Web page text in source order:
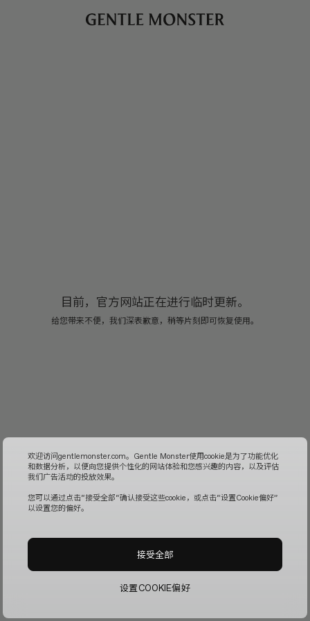
目前，官方网站正在进行临时更新。
给您带来不便，我们深表歉意，稍等片刻即可恢复使用。
欢迎访问gentlemonster.com。Gentle Monster使用cookie是为了功能优化
和数据分析，以便向您提供个性化的网站体验和您感兴趣的内容，以及评估
我们广告活动的投放效果。
您可以通过点击“接受全部“确认接受这些cookie，或点击“设置Cookie偏好”
以设置您的偏好。
设置COOKIE偏好
接受全部